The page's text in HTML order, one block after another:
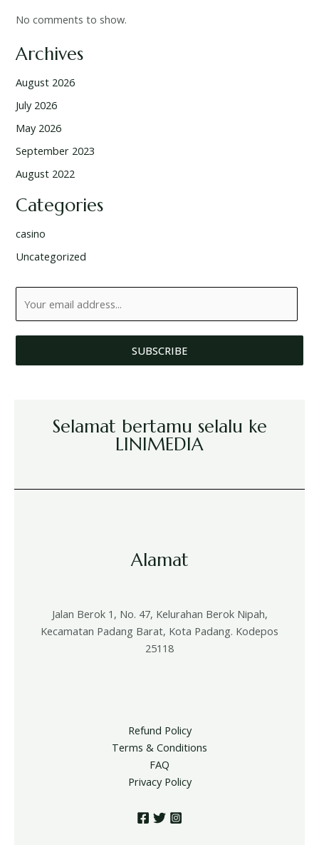
No comments to show.
Archives
August 2026
July 2026
May 2026
September 2023
August 2022
Categories
casino
Uncategorized
SUBSCRIBE
Selamat bertamu selalu ke
LINIMEDIA
Alamat
Jalan Berok 1, No. 47, Kelurahan Berok Nipah,
Kecamatan Padang Barat, Kota Padang. Kodepos
25118
Refund Policy
Terms & Conditions
FAQ
Privacy Policy